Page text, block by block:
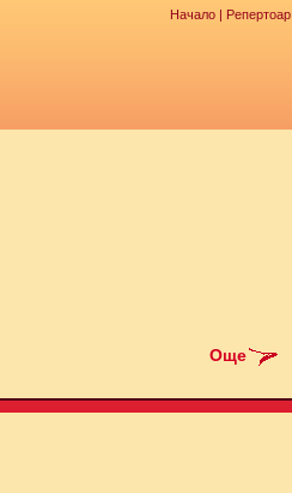
Начало | Репертоар
Още